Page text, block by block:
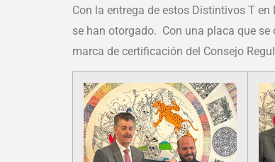
Con la entrega de estos Distintivos T
se han otorgado. Con una placa que
marca de certificación del Consejo